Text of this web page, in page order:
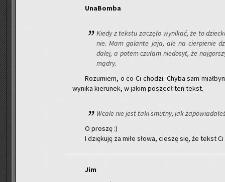
Una­Bom­ba
Kiedy z tek­stu za­czę­ło wy­ni­kać, że to
nie. Mam ga­lan­te jaja, ale na cier­pie­nie
dalej, a potem czu­łam nie­do­syt, że
mądry.
Ro­zu­miem, o co Ci cho­dzi. Chyba sam
wy­ni­ka kie­ru­nek, w jakim po­szedł ten tekst.
Wcale nie jest taki smut­ny, jak
O pro­szę :)
I dzię­ku­ję za miłe słowa, cie­szę się, że tekst
Jim